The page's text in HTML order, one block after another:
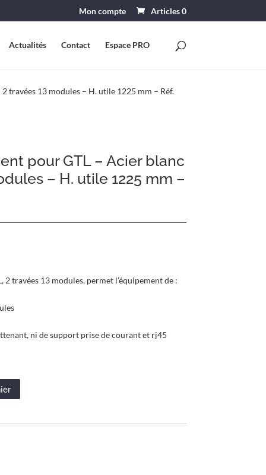
Mon compte Articles 0
Actualités Contact Espace PRO
travées 13 modules – H. utile 1225 mm – Réf.
pour GTL – Acier blanc
– H. utile 1225 mm –
2 travées 13 modules, permet l’équipement de :
ni de support prise de courant et rj45